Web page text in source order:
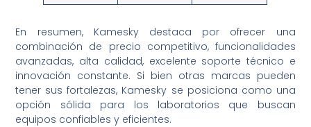
En resumen, Kamesky destaca por ofrecer una
combinación de precio competitivo, funcionalidades
avanzadas, alta calidad, excelente soporte técnico e
innovación constante. Si bien otras marcas pueden
tener sus fortalezas, Kamesky se posiciona como una
opción sólida para los laboratorios que buscan
equipos confiables y eficientes.